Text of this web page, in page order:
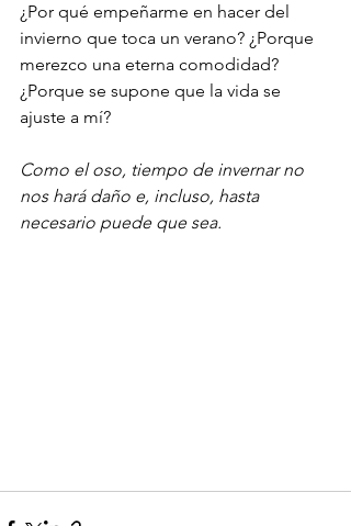
¿Por qué empeñarme en hacer del
invierno que toca un verano? ¿Porque
merezco una eterna comodidad?
¿Porque se supone que la vida se
ajuste a mí?
Como el oso, tiempo de invernar no
nos hará daño e, incluso, hasta
necesario puede que sea.